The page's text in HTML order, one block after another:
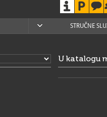
nedjeljom,
praznicima i
posjetitelje
031/250-
W https://
STRUČNE
U katalogu